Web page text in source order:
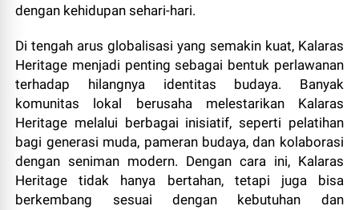
dengan kehidupan sehari-hari.
Di tengah arus globalisasi yang semakin kuat, Kalaras
Heritage menjadi penting sebagai bentuk perlawanan
terhadap hilangnya identitas budaya. Banyak
komunitas lokal berusaha melestarikan Kalaras
Heritage melalui berbagai inisiatif, seperti pelatihan
bagi generasi muda, pameran budaya, dan kolaborasi
dengan seniman modern. Dengan cara ini, Kalaras
Heritage tidak hanya bertahan, tetapi juga bisa
berkembang sesuai dengan kebutuhan dan